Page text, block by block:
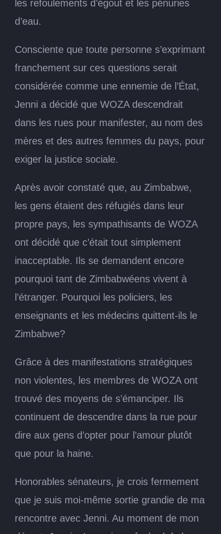
les refoulements d’égout et les pénuries
d’eau.
Consciente que toute personne s’exprimant
franchement sur ces questions serait
considérée comme une ennemie de l’État,
Jenni a décidé que WOZA descendrait
dans les rues pour manifester, au nom des
mères et des autres femmes du pays, pour
exiger la justice sociale.
Après avoir constaté que, au Zimbabwe,
les gens étaient des réfugiés dans leur
propre pays, les sympathisants de WOZA
ont décidé que c’était tout simplement
inacceptable. Ils se demandent encore
pourquoi tant de Zimbabwéens vivent à
l’étranger. Pourquoi les policiers, les
enseignants et les médecins quittent-ils le
Zimbabwe?
Grâce à des manifestations stratégiques
non violentes, les membres de WOZA ont
trouvé des moyens de s’émanciper. Ils
continuent de descendre dans la rue pour
dire aux gens d’opter pour l’amour plutôt
que pour la haine.
Honorables sénateurs, je crois fermement
que je suis moi-même sortie grandie de ma
rencontre avec Jenni. Au moment de mon